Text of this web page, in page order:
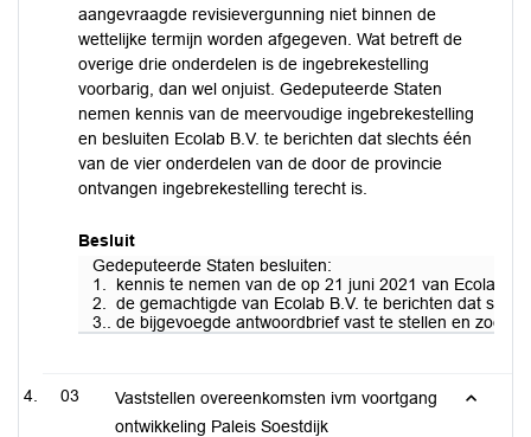
aangevraagde revisievergunning niet binnen de
wettelijke termijn worden afgegeven. Wat betreft de
overige drie onderdelen is de ingebrekestelling
voorbarig, dan wel onjuist. Gedeputeerde Staten
nemen kennis van de meervoudige ingebrekestelling
en besluiten Ecolab B.V. te berichten dat slechts één
van de vier onderdelen van de door de provincie
ontvangen ingebrekestelling terecht is.
Besluit
Gedeputeerde Staten besluiten:
1. kennis te nemen van de op 21 juni 2021 van Ecolab
2. de gemachtigde van Ecolab B.V. te berichten dat
3.. de bijgevoegde antwoordbrief vast te stellen en zodra
03
Vaststellen overeenkomsten ivm voortgang
ontwikkeling Paleis Soestdijk